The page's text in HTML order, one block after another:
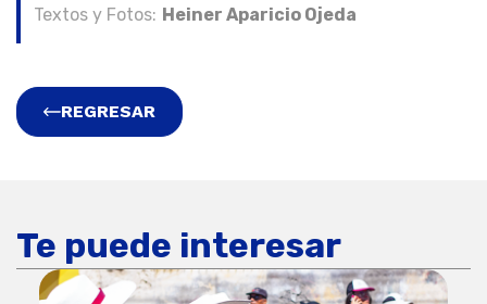
Textos y Fotos: Heiner Aparicio Ojeda
REGRESAR
Te puede interesar